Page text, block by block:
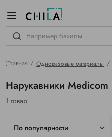
Главная Одноразовые материалы
Нарукавники Medicom
1 товар
По популярности
гамме